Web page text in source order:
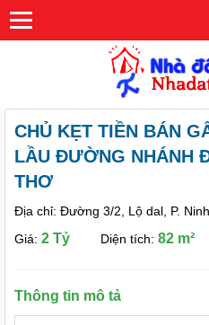
CHỦ KẸT TIỀN BÁN
LẦU ĐƯỜNG NHÁNH
THƠ
Địa chỉ: Đường 3/2, Lộ dal, P.
Giá: 2 Tỷ Diện tích: 82 m²
Thông tin mô tả